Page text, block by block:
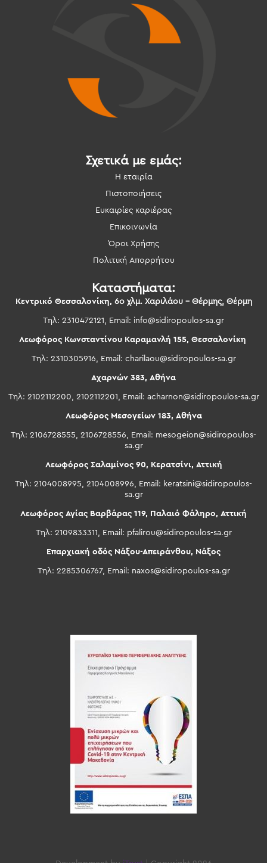
Σχετικά με εμάς:
Η εταιρία
Πιστοποιήσεις
Ευκαιρίες καριέρας
Επικοινωνία
Όροι Χρήσης
Πολιτική Απορρήτου
Καταστήματα:
Κεντρικό Θεσσαλονίκη, 6ο χλμ. Χαριλάου – Θέρμης, Θέρμη
Τηλ: 2310472121, Email: info@sidiropoulos-sa.gr
Λεωφόρος Κωνσταντίνου Καραμανλή 155, Θεσσαλονίκη
Τηλ: 2310305916, Email: charilaou@sidiropoulos-sa.gr
Αχαρνών 383, Αθήνα
Τηλ: 2102112200, 2102112201, Email: acharnon@sidiropoulos-sa.gr
Λεωφόρος Μεσογείων 183, Αθήνα
Τηλ: 2106728555, 2106728556, Email: mesogeion@sidiropoulos-
sa.gr
Λεωφόρος Σαλαμίνος 90, Κερατσίνι, Αττική
Τηλ: 2104008995, 2104008996, Email: keratsini@sidiropoulos-
sa.gr
Λεωφόρος Αγίας Βαρβάρας 119, Παλαιό Φάληρο, Αττική
Τηλ: 2109833311, Email: pfalirou@sidiropoulos-sa.gr
Επαρχιακή οδός Νάξου-Απειράνθου, Νάξος
Τηλ: 2285306767, Email: naxos@sidiropoulos-sa.gr